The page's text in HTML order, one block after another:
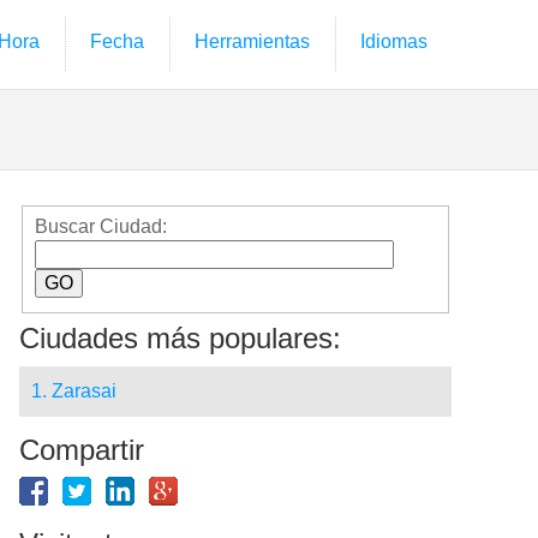
Hora Fecha Herramientas Idiomas
Buscar Ciudad:
Ciudades más populares:
1. Zarasai
Compartir